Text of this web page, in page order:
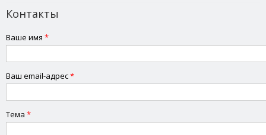
Контакты
Ваше имя *
Ваш email-адрес*
Тема *